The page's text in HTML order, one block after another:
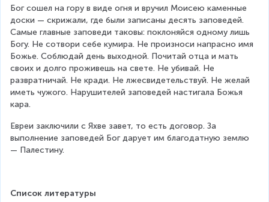
Бог сошел на гору в виде огня и вручил Моисею каменные
доски — скрижали, где были записаны десять заповедей.
Самые главные заповеди таковы: поклоняйся одному лишь
Богу. Не сотвори себе кумира. Не произноси напрасно имя
Божье. Соблюдай день выходной. Почитай отца и мать
своих и долго проживешь на свете. Не убивай. Не
развратничай. Не кради. Не лжесвидетельствуй. Не желай
иметь чужого. Нарушителей заповедей настигала Божья
кара.
Евреи заключили с Яхве завет, то есть договор. За
выполнение заповедей Бог дарует им благодатную землю
— Палестину.
Список литературы